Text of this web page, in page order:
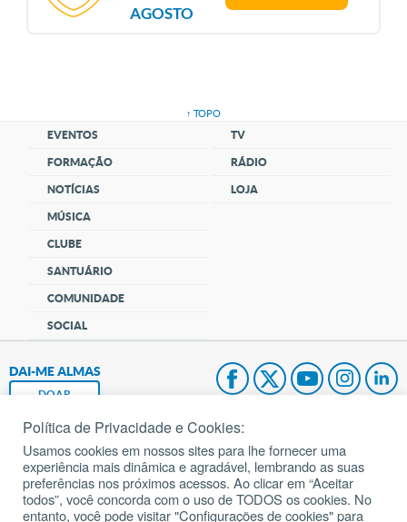
AGOSTO
↑ TOPO
EVENTOS
FORMAÇÃO
NOTÍCIAS
MÚSICA
CLUBE
SANTUÁRIO
COMUNIDADE
SOCIAL
TV
RÁDIO
LOJA
DAI-ME ALMAS
DOAR
Fundação João Paulo II
Pedido de Oração
Mapa do site
Política de Privacidade e Cookies:
Usamos cookies em nossos sites para lhe fornecer uma
experiência mais dinâmica e agradável, lembrando as suas
preferências nos próximos acessos. Ao clicar em “Aceitar
todos”, você concorda com o uso de TODOS os cookies. No
entanto, você pode visitar "Configurações de cookies" para